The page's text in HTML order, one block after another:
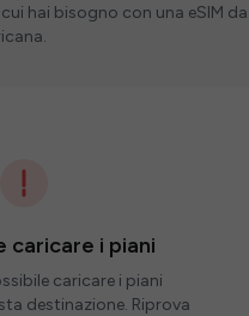
hai bisogno con una eSIM da
caricare i piani
caricare i piani
destinazione. Riprova